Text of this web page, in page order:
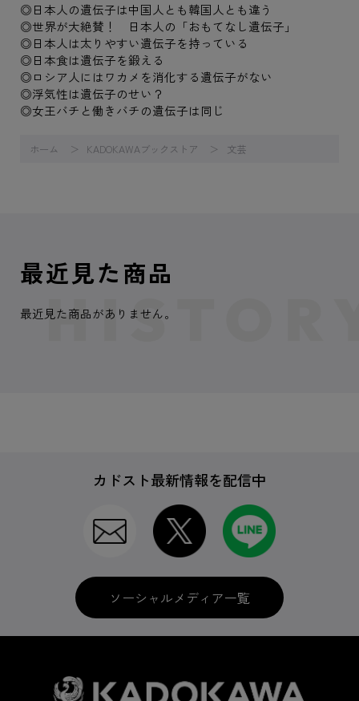
◎日本人の遺伝子は中国人とも韓国人とも違う
◎世界が大絶賛！ 日本人の「おもてなし遺伝子」
◎日本人は太りやすい遺伝子を持っている
◎日本食は遺伝子を鍛える
◎ロシア人にはワカメを消化する遺伝子がない
◎浮気性は遺伝子のせい？
◎女王バチと働きバチの遺伝子は同じ
ホーム KADOKAWAブックストア 文芸
最近見た商品
最近見た商品がありません。
カドスト最新情報を配信中
ソーシャルメディア一覧